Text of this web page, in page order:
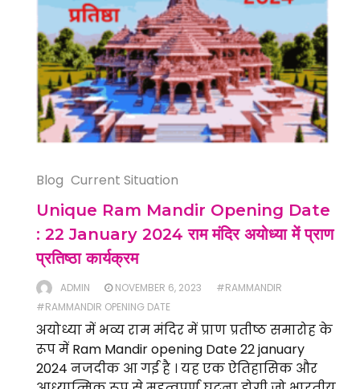
Blog Current Situation
Unique Ram Mandir Opening Date
: 22 January 2024 राम मंदिर अयोध्या में प्राण
प्रतिष्ठा कार्यक्रम
ADMIN NOVEMBER 6, 2023
#RAMMANDIR
#RAMMANDIR OPENING DATE
अयोध्या में भव्य राम मंदिर में प्राण प्रतीष्ठ समारोह के
रूप में Ram Mandir opening Date 22 january
2024 नजदीक आ गई है । यह एक ऐतिहासिक और